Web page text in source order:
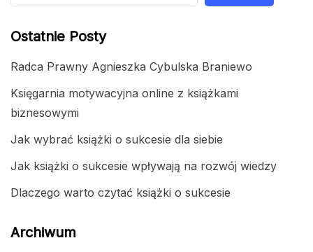
Ostatnie Posty
Radca Prawny Agnieszka Cybulska Braniewo
Księgarnia motywacyjna online z książkami
biznesowymi
Jak wybrać książki o sukcesie dla siebie
Jak książki o sukcesie wpływają na rozwój wiedzy
Dlaczego warto czytać książki o sukcesie
Archiwum